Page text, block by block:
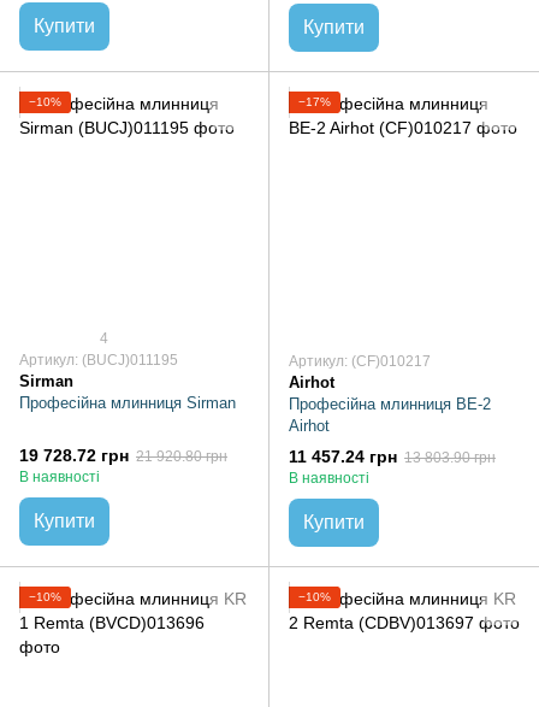
Купити Купити
−10%
4
Артикул: (BUCJ)011195
Sirman
Професійна млинниця Sirman
19 728.72 грн 21 920.80 грн
В наявності
Купити
−17%
Артикул: (CF)010217
Airhot
Професійна млинниця BE-2
Airhot
11 457.24 грн 13 803.90 грн
В наявності
Купити
−10% −10%